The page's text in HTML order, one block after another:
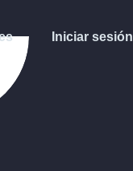
Iniciar sesión